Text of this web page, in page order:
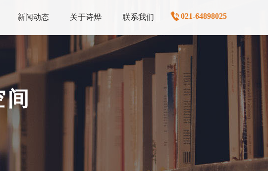
新闻动态 关于诗烨 联系我们 021-64898025